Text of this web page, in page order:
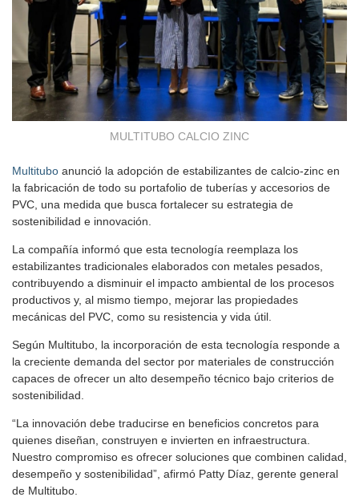
MULTITUBO CALCIO ZINC
Multitubo anunció la adopción de estabilizantes de calcio-zinc en
la fabricación de todo su portafolio de tuberías y accesorios de
PVC, una medida que busca fortalecer su estrategia de
sostenibilidad e innovación.
La compañía informó que esta tecnología reemplaza los
estabilizantes tradicionales elaborados con metales pesados,
contribuyendo a disminuir el impacto ambiental de los procesos
productivos y, al mismo tiempo, mejorar las propiedades
mecánicas del PVC, como su resistencia y vida útil.
Según Multitubo, la incorporación de esta tecnología responde a
la creciente demanda del sector por materiales de construcción
capaces de ofrecer un alto desempeño técnico bajo criterios de
sostenibilidad.
“La innovación debe traducirse en beneficios concretos para
quienes diseñan, construyen e invierten en infraestructura.
Nuestro compromiso es ofrecer soluciones que combinen calidad,
desempeño y sostenibilidad”, afirmó Patty Díaz, gerente general
de Multitubo.